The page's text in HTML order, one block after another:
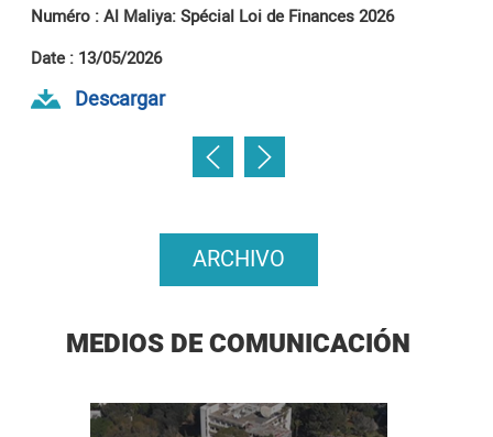
Numéro : Al Maliya: Spécial Loi de Finances 2026
Date : 13/05/2026
Descargar
ARCHIVO
MEDIOS DE COMUNICACIÓN